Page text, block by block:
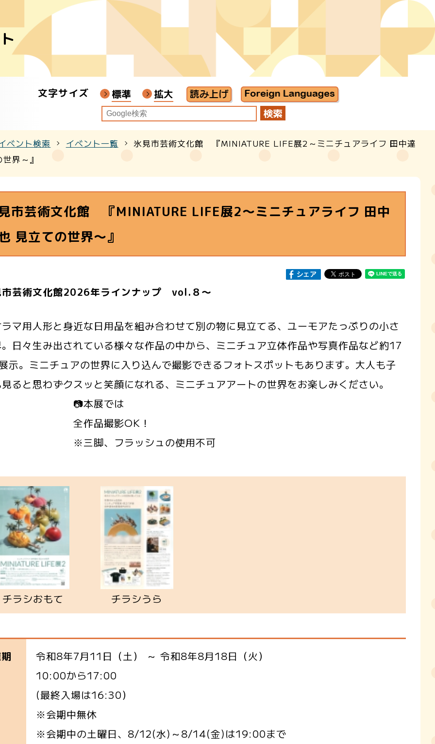
ル
文字サイズ 標準 拡大
ベント検索 イベント一覧
氷見市芸術文化館 『MINIATURE LIFE展2～ミニチュアライフ 田中達
界～』
市芸術文化館 『MINIATURE LIFE展2～ミニチュアライフ 田中
見立ての世界～』
市芸術文化館2026年ラインナップ vol.８～
マ用人形と身近な日用品を組み合わせて別の物に見立てる、ユーモアたっぷりの小さ
日々生み出されている様々な作品の中から、ミニチュア立体作品や写真作品など約17
示。ミニチュアの世界に入り込んで撮影できるフォトスポットもあります。大人も子
ると思わずクスッと笑顔になれる、ミニチュアアートの世界をお楽しみください。
展では
品撮影OK！
、フラッシュの使用不可
チラシおもて チラシうら
令和8年7月11日（土） ～ 令和8年8月18日（火）
10:00から17:00
(最終入場は16:30）
※会期中無休
※会期中の土曜日、8/12(水)～8/14(金)は19:00まで